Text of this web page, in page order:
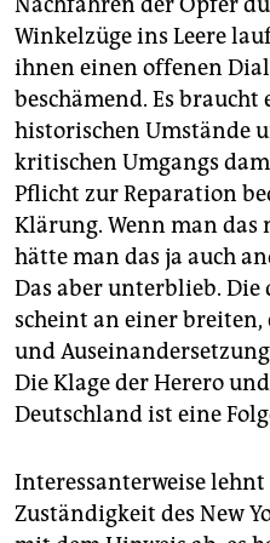
Winkelzüge ins Leere
ihnen einen offenen
beschämend. Es
historischen Umstände
kritischen Umgangs
Pflicht zur Reparation
Klärung. Wenn man das
hätte man das ja auch
Das aber unterblieb. Die
scheint an einer
und
Die Klage der Herero
Deutschland ist eine
Interessanterweise
Zuständigkeit des New